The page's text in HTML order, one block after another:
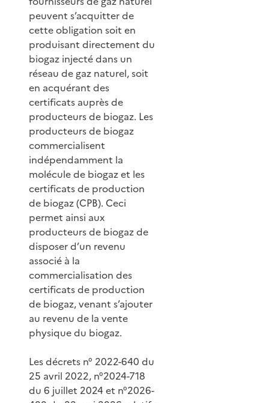
peuvent s’acquitter de
cette obligation soit en
produisant directement du
biogaz injecté dans un
réseau de gaz naturel, soit
en acquérant des
certificats auprès de
producteurs de biogaz. Les
producteurs de biogaz
commercialisent
indépendamment la
molécule de biogaz et les
certificats de production
de biogaz (CPB). Ceci
permet ainsi aux
producteurs de biogaz de
disposer d’un revenu
associé à la
commercialisation des
certificats de production
de biogaz, venant s’ajouter
au revenu de la vente
physique du biogaz.
Les décrets n° 2022-640 du
25 avril 2022, n°2024-718
du 6 juillet 2024 et n°2026-